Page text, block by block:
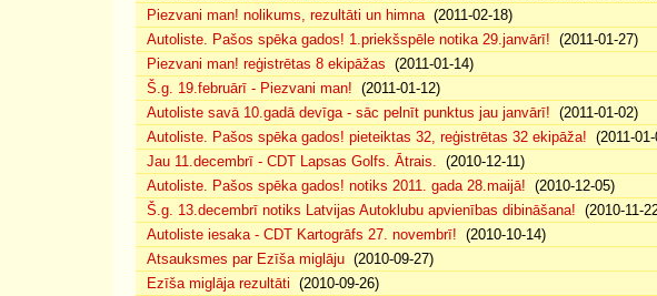
Piezvani man! nolikums, rezultāti un himna(2011-02-18)
Autoliste. Pašos spēka gados! 1.priekšspēle notika 29.janvārī! (2011-01-27)
Piezvani man! reģistrētas 8 ekipāžas (2011-01-14)
Š.g. 19.februārī - Piezvani man! (2011-01-12)
Autoliste savā 10.gadā devīga - sāc pelnīt punktus jau janvārī! (2011-01-02)
Autoliste. Pašos spēka gados! pieteiktas 32, reģistrētas 32 ekipāža! (2011-
Jau 11.decembrī - CDT Lapsas Golfs. Ātrais. (2010-12-11)
Autoliste. Pašos spēka gados! notiks 2011. gada 28.maijā! (2010-12-05)
Š.g. 13.decembrī notiks Latvijas Autoklubu apvienības dibināšana! (2010-11-
Autoliste iesaka - CDT Kartogrāfs 27. novembrī! (2010-10-14)
Atsauksmes par Ezīša miglāju (2010-09-27)
Ezīša miglāja rezultāti (2010-09-26)